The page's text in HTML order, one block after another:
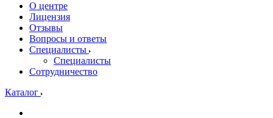
О центре
Лицензия
Отзывы
Вопросы и ответы
Специалисты
Специалисты
Сотрудничество
Каталог